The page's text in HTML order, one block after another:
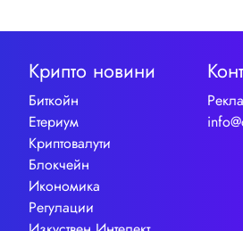
Крипто новини
Биткойн
Етериум
Криптовалути
Блокчейн
Икономика
Регулации